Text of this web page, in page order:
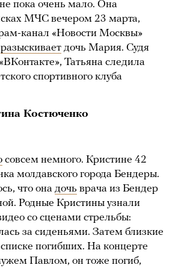
пока очень мало. Она
МЧС вечером 23 марта,
канал «Новости Москвы»
разыскивает дочь Мария. Судя
Татьяна следила
спортивного клуба
Костюченко
совсем немного. Кристине 42
молдавского города Бендеры.
что она дочь врача из Бендер
Родные Кристины узнали
со сценами стрельбы:
за сиденьями. Затем близкие
погибших. На концерте
Павлом, он тоже погиб,